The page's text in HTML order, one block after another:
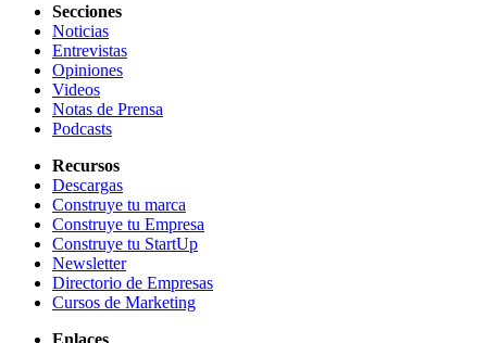
Secciones
Noticias
Entrevistas
Opiniones
Videos
Notas de Prensa
Podcasts
Recursos
Descargas
Construye tu marca
Construye tu Empresa
Construye tu StartUp
Newsletter
Directorio de Empresas
Cursos de Marketing
Enlaces